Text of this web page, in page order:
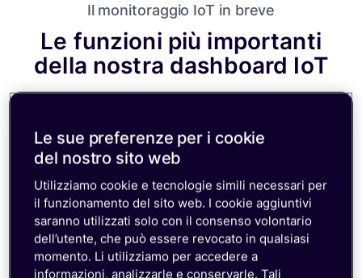
Il monitoraggio IoT in breve
Le funzioni più importanti
della nostra dashboard IoT
Accesso remoto in tutto il mondo
Quando i dispositivi si disconnettono e sono
fisicamente irraggiungibili, l’unica possibilità che hai
Le sue preferenze per i cookie
del nostro sito web
Utilizziamo cookie e tecnologie simili necessari per
il funzionamento del sito web. I cookie aggiuntivi
saranno utilizzati solo con il consenso volontario
dell’utente, che può essere revocato in qualsiasi
momento. Li utilizziamo per accedere a
informazioni, analizzarle e conservarle. Tali